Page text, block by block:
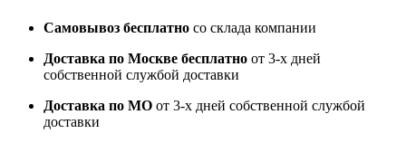
Самовывоз бесплатно со склада компании
Доставка по Москве бесплатно от 3-х дней
собственной службой доставки
Доставка по МО от 3-х дней собственной службой
доставки